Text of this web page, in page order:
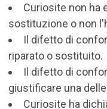
Curiosite non ha
sostituzione o non
Il difetto di
riparato o sostituito.
Il difetto di
giustificare una
Curiosite ha